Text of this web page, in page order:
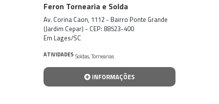
Feron Tornearia e Solda
Av. Corina Caon, 1112 - Bairro Ponte Grande
(Jardim Cepar) - CEP: 88523-400
Em Lages/SC
ATIVIDADES Soldas,Tornearias
INFORMAÇÕES